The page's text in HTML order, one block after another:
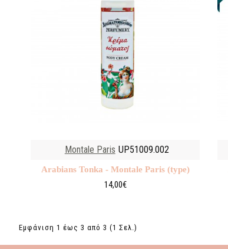
Montale Paris UP51009.002
Arabians Tonka - Montale Paris (type)
14,00€
Εμφάνιση 1 έως 3 από 3 (1 Σελ.)